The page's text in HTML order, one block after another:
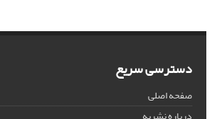
دسترسی سریع
صفحه اصلی